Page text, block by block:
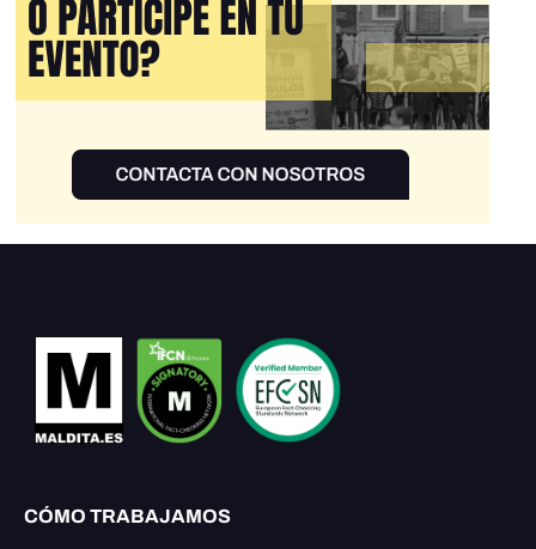
CÓMO TRABAJAMOS